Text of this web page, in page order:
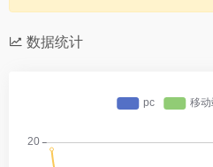
数据统计